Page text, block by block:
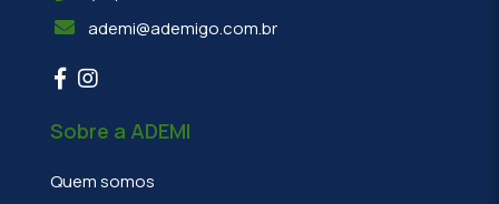
ademi@ademigo.com.br
Sobre a ADEMI
Quem somos